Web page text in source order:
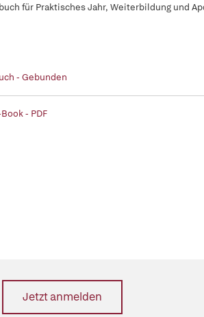
für Praktisches Jahr, Weiterbildung und
- Gebunden
- PDF
Jetzt anmelden